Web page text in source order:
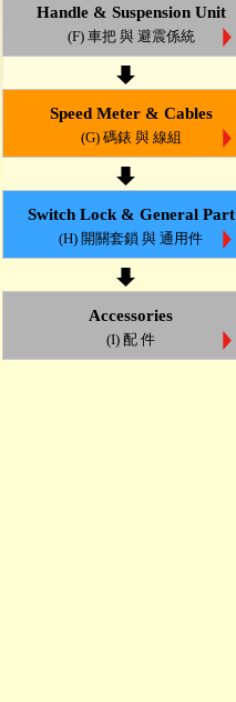
Handle & Suspension Unit
(F) 車把 與 避震係統
Speed Meter & Cables
(G) 碼錶 與 線組
Switch Lock & General Part
(H) 開關套鎖 與 通用件
Accessories
(I) 配 件